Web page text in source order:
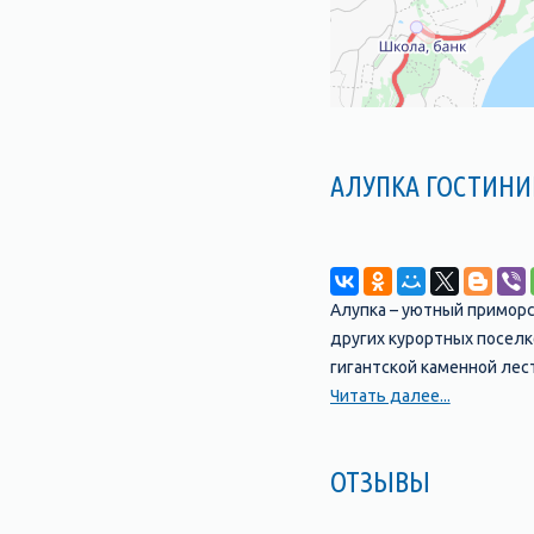
АЛУПКА
Алупка – уютный
других курортных
гигантской каменной
широких прямых
красив город с моря:
Читать далее...
ОТЗЫВЫ